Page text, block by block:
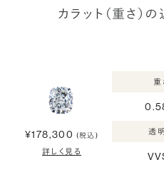
カラット（重さ）
¥178,300 (税込)
詳しく見る
重
透